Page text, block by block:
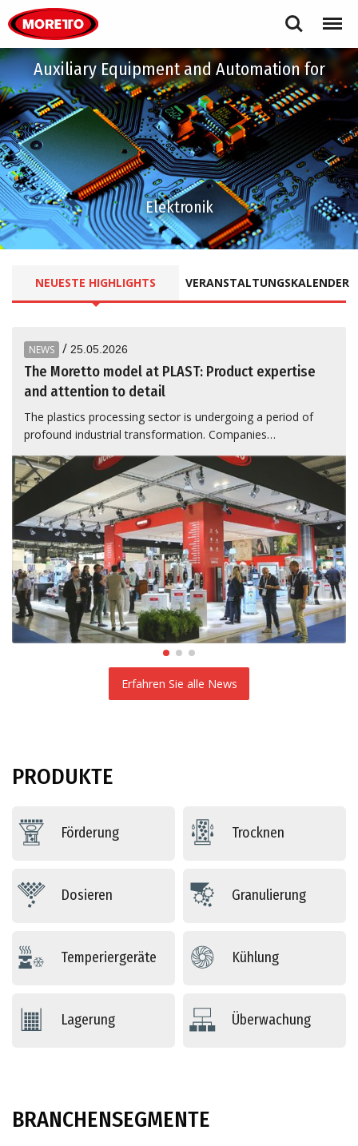
Search Menu
Auxiliary Equipment and Automation for
Elektronik
NEUESTE HIGHLIGHTS VERANSTALTUNGSKALENDER
NEWS / 25.05.2026
The Moretto model at PLAST: Product expertise
and attention to detail
The plastics processing sector is undergoing a period of
profound industrial transformation. Companies…
Erfahren Sie alle News
PRODUKTE
Förderung Trocknen
Dosieren Granulierung
Temperiergeräte Kühlung
Lagerung Überwachung
BRANCHENSEGMENTE